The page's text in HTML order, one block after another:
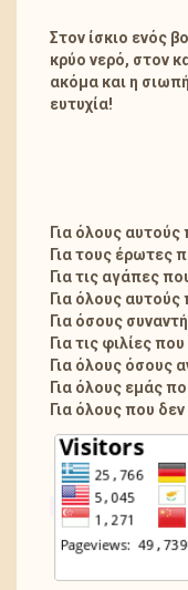
Στον ίσκιο ενός
κρύο νερό, στον
ακόμα και η
ευτυχία!
Για όλους
Για τους έρωτες
Για τις αγάπες
Για όλους
Για όσους
Για τις φιλίες
Για όλους όσους
Για όλους εμάς
Για όλους που